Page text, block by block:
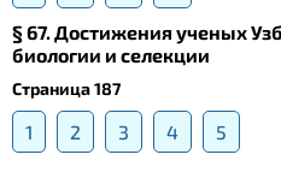
§ 67. Достижения ученых
биологии и селекции
Страница 187
1 2 3 4 5